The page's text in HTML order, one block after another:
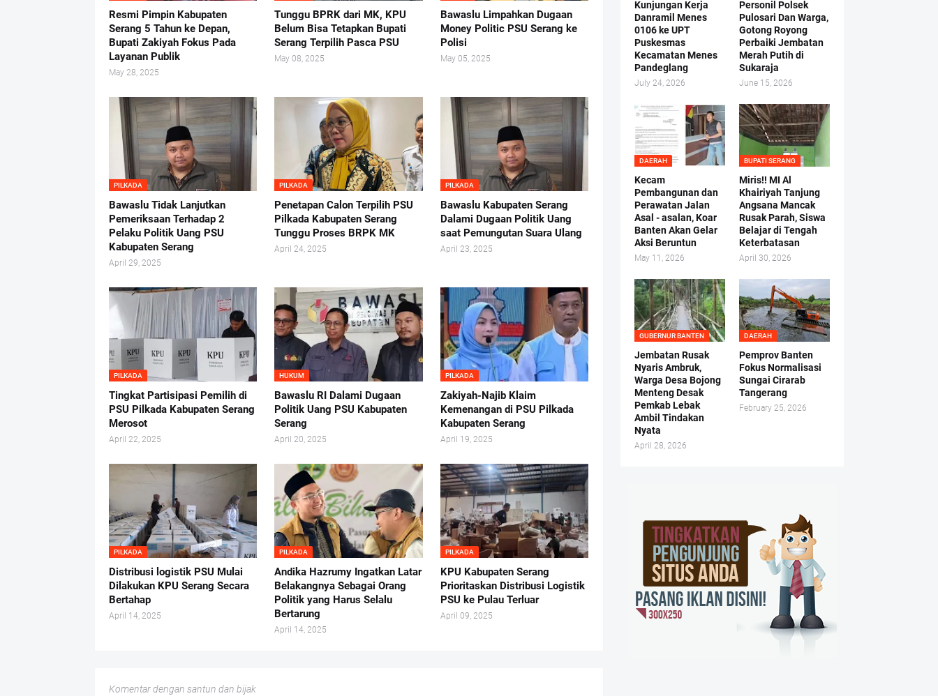
Resmi Pimpin Kabupaten
Serang 5 Tahun ke Depan,
Bupati Zakiyah Fokus Pada
Layanan Publik
May 28, 2025
Tunggu BPRK dari MK, KPU
Belum Bisa Tetapkan Bupati
Serang Terpilih Pasca PSU
May 08, 2025
Bawaslu Limpahkan Dugaan
Money Politic PSU Serang ke
Polisi
May 05, 2025
PILKADA
Bawaslu Tidak Lanjutkan
Pemeriksaan Terhadap 2
Pelaku Politik Uang PSU
Kabupaten Serang
April 29, 2025
PILKADA
Penetapan Calon Terpilih PSU
Pilkada Kabupaten Serang
Tunggu Proses BRPK MK
April 24, 2025
PILKADA
Bawaslu Kabupaten Serang
Dalami Dugaan Politik Uang
saat Pemungutan Suara Ulang
April 23, 2025
PILKADA
Tingkat Partisipasi Pemilih di
PSU Pilkada Kabupaten Serang
Merosot
April 22, 2025
HUKUM
Bawaslu RI Dalami Dugaan
Politik Uang PSU Kabupaten
Serang
April 20, 2025
PILKADA
Zakiyah-Najib Klaim
Kemenangan di PSU Pilkada
Kabupaten Serang
April 19, 2025
PILKADA
Distribusi logistik PSU Mulai
Dilakukan KPU Serang Secara
Bertahap
April 14, 2025
PILKADA
Andika Hazrumy Ingatkan Latar
Belakangnya Sebagai Orang
Politik yang Harus Selalu
Bertarung
April 14, 2025
PILKADA
KPU Kabupaten Serang
Prioritaskan Distribusi Logistik
PSU ke Pulau Terluar
April 09, 2025
Komentar dengan santun dan bijak
Kunjungan Kerja
Danramil Menes
0106 ke UPT
Puskesmas
Kecamatan Menes
Pandeglang
July 24, 2026
Personil Polsek
Pulosari Dan Warga,
Gotong Royong
Perbaiki Jembatan
Merah Putih di
Sukaraja
June 15, 2026
DAERAH
Kecam
Pembangunan dan
Perawatan Jalan
Asal - asalan, Koar
Banten Akan Gelar
Aksi Beruntun
May 11, 2026
BUPATI SERANG
Miris!! MI Al
Khairiyah Tanjung
Angsana Mancak
Rusak Parah, Siswa
Belajar di Tengah
Keterbatasan
April 30, 2026
GUBERNUR BANTEN
Jembatan Rusak
Nyaris Ambruk,
Warga Desa Bojong
Menteng Desak
Pemkab Lebak
Ambil Tindakan
Nyata
April 28, 2026
DAERAH
Pemprov Banten
Fokus Normalisasi
Sungai Cirarab
Tangerang
February 25, 2026